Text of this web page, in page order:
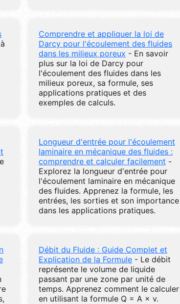
Comprendre et appliquer la loi de
Darcy pour l'écoulement des fluides
dans les milieux poreux - En savoir
plus sur la loi de Darcy pour
l'écoulement des fluides dans les
milieux poreux, sa formule, ses
applications pratiques et des
exemples de calculs.
Longueur d'entrée pour l'écoulement
laminaire en mécanique des fluides :
comprendre et calculer facilement -
Explorez la longueur d'entrée pour
l'écoulement laminaire en mécanique
des fluides. Apprenez la formule, les
entrées, les sorties et son importance
dans les applications pratiques.
Débit du Fluide : Guide Complet et
Explication de la Formule - Le débit
représente le volume de liquide
passant par une zone par unité de
temps. Apprenez comment le calculer
en utilisant la formule Q = A × v.